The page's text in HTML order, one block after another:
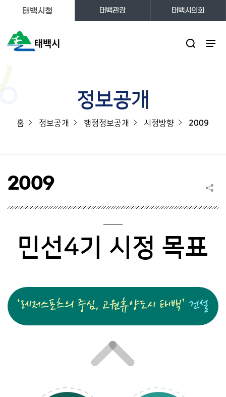
태백시청 태백관광 태백시의회
정보공개
홈 정보공개 행정정보공개 시정방향 2009
2009
민선4기 시정 목표